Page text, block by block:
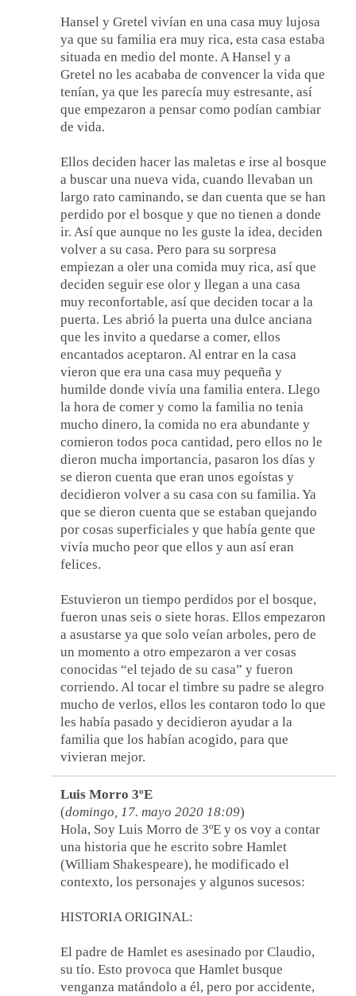
Hansel y Gretel vivían en una casa muy lujosa
ya que su familia era muy rica, esta casa estaba
situada en medio del monte. A Hansel y a
Gretel no les acababa de convencer la vida que
tenían, ya que les parecía muy estresante, así
que empezaron a pensar como podían cambiar
de vida.
Ellos deciden hacer las maletas e irse al bosque
a buscar una nueva vida, cuando llevaban un
largo rato caminando, se dan cuenta que se han
perdido por el bosque y que no tienen a donde
ir. Así que aunque no les guste la idea, deciden
volver a su casa. Pero para su sorpresa
empiezan a oler una comida muy rica, así que
deciden seguir ese olor y llegan a una casa
muy reconfortable, así que deciden tocar a la
puerta. Les abrió la puerta una dulce anciana
que les invito a quedarse a comer, ellos
encantados aceptaron. Al entrar en la casa
vieron que era una casa muy pequeña y
humilde donde vivía una familia entera. Llego
la hora de comer y como la familia no tenia
mucho dinero, la comida no era abundante y
comieron todos poca cantidad, pero ellos no le
dieron mucha importancia, pasaron los días y
se dieron cuenta que eran unos egoístas y
decidieron volver a su casa con su familia. Ya
que se dieron cuenta que se estaban quejando
por cosas superficiales y que había gente que
vivía mucho peor que ellos y aun así eran
felices.
Estuvieron un tiempo perdidos por el bosque,
fueron unas seis o siete horas. Ellos empezaron
a asustarse ya que solo veían arboles, pero de
un momento a otro empezaron a ver cosas
conocidas “el tejado de su casa” y fueron
corriendo. Al tocar el timbre su padre se alegro
mucho de verlos, ellos les contaron todo lo que
les había pasado y decidieron ayudar a la
familia que los habían acogido, para que
vivieran mejor.
Luis Morro 3ºE
(domingo, 17. mayo 2020 18:09)
Hola, Soy Luis Morro de 3ºE y os voy a contar
una historia que he escrito sobre Hamlet
(William Shakespeare), he modificado el
contexto, los personajes y algunos sucesos:
HISTORIA ORIGINAL:
El padre de Hamlet es asesinado por Claudio,
su tío. Esto provoca que Hamlet busque
venganza matándolo a él, pero por accidente,